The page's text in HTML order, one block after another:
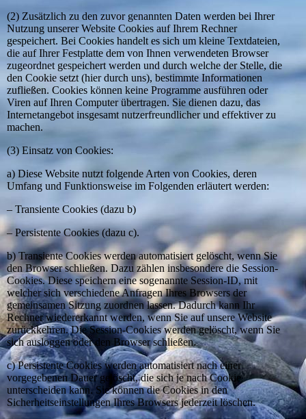
(2) Zusätzlich zu den zuvor genannten Daten werden bei Ihrer
Nutzung unserer Website Cookies auf Ihrem Rechner
gespeichert. Bei Cookies handelt es sich um kleine Textdateien,
die auf Ihrer Festplatte dem von Ihnen verwendeten Browser
zugeordnet gespeichert werden und durch welche der Stelle, die
den Cookie setzt (hier durch uns), bestimmte Informationen
zufließen. Cookies können keine Programme ausführen oder
Viren auf Ihren Computer übertragen. Sie dienen dazu, das
Internetangebot insgesamt nutzerfreundlicher und effektiver zu
machen.
(3) Einsatz von Cookies:
a) Diese Website nutzt folgende Arten von Cookies, deren
Umfang und Funktionsweise im Folgenden erläutert werden:
– Transiente Cookies (dazu b)
– Persistente Cookies (dazu c).
b) Transiente Cookies werden automatisiert gelöscht, wenn Sie
den Browser schließen. Dazu zählen insbesondere die Session-
Cookies. Diese speichern eine sogenannte Session-ID, mit
welcher sich verschiedene Anfragen Ihres Browsers der
gemeinsamen Sitzung zuordnen lassen. Dadurch kann Ihr
Rechner wiedererkannt werden, wenn Sie auf unsere Website
zurückkehren. Die Session-Cookies werden gelöscht, wenn Sie
sich ausloggen oder den Browser schließen.
c) Persistente Cookies werden automatisiert nach einer
vorgegebenen Dauer gelöscht, die sich je nach Cookie
unterscheiden kann. Sie können die Cookies in den
Sicherheitseinstellungen Ihres Browsers jederzeit löschen.